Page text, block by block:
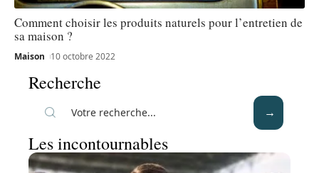
Comment choisir les produits naturels pour l’entretien de
sa maison ?
Maison 10 octobre 2022
Recherche
Les incontournables